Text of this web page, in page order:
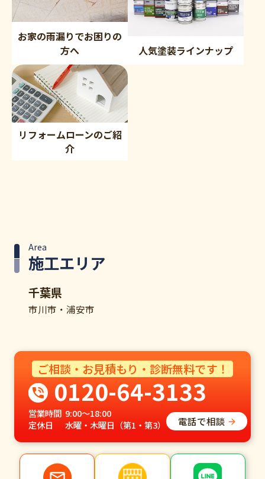
お家の雨漏りでお困りの
方へ
人気塗装ラインナップ
リフォームローンのご紹
介
施工エリア
Area
千葉県
市川市・浦安市
ご相談・お見積もり・診断無料です！
0120-64-3133
営業時間 9:00～18:00
定休日
水曜・木曜日（第1・第3） 電話で相談